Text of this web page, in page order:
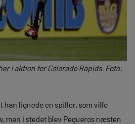
i aktion for Colorado Rapids. Foto:
han lignede en spiller, som ville
men i stedet blev Pegueros næsten